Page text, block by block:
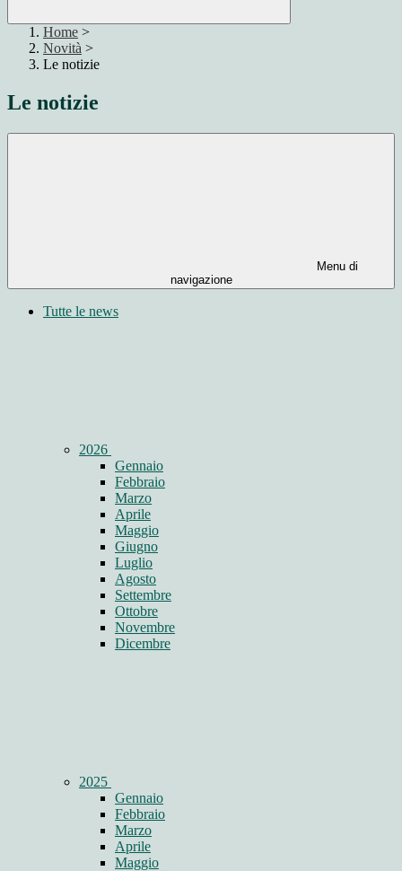
Home >
Novità >
Le notizie
Le notizie
Menu di
navigazione
Tutte le news
2026
Gennaio
Febbraio
Marzo
Aprile
Maggio
Giugno
Luglio
Agosto
Settembre
Ottobre
Novembre
Dicembre
2025
Gennaio
Febbraio
Marzo
Aprile
Maggio